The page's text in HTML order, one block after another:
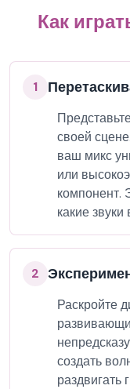
Как
1
своей
ваш микс
или
компонент.
какие
2
Раскройте
создать
раздвигать